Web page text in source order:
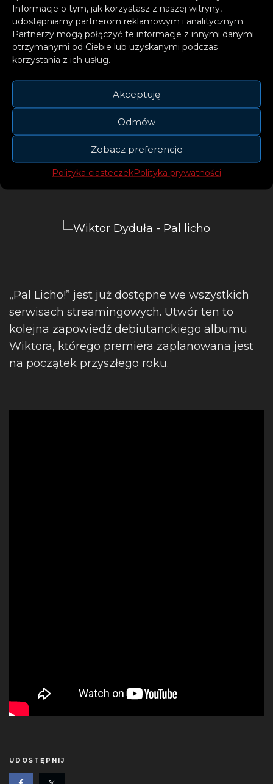
Informacje o tym, jak korzystasz z naszej witryny,
udostępniamy partnerom reklamowym i analitycznym.
Partnerzy mogą połączyć te informacje z innymi danymi
otrzymanymi od Ciebie lub uzyskanymi podczas
korzystania z ich usług.
Akceptuję
Odmów
Zobacz preferencje
Polityka ciasteczekPolityka prywatności
Rok wprowadza nas Dyduła.
Michała Sierakowskiego. W klipie Wiktor po
raz kolejny prezentuje swoje umiejętności
taneczno-aktorskie, wcielając się w osiem
alternatywnych wersji samego siebie.
Wszystko to z charakterystycznym dla Dyduły
z przymrużeniem oka.
„Pal Licho!” jest już dostępne we wszystkich
serwisach streamingowych. Utwór ten to
kolejna zapowiedź debiutanckiego albumu
Wiktora, którego premiera zaplanowana jest
na początek przyszłego roku.
UDOSTĘPNIJ